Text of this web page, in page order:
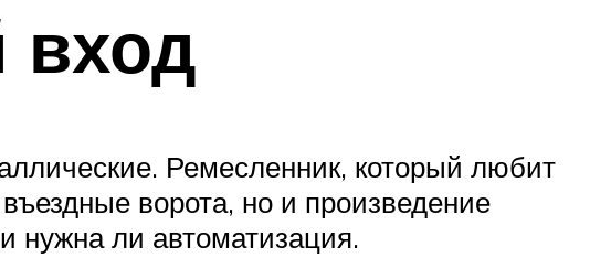
вход
Ремесленник, который любит
ворота, но и произведение
нужна ли автоматизация.